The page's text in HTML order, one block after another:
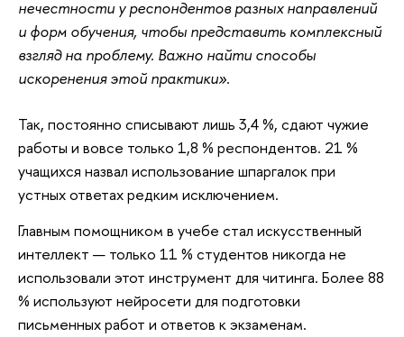
нечестности у респондентов разных направлений
и форм обучения, чтобы представить комплексный
взгляд на проблему. Важно найти способы
искоренения этой практики».
Так, постоянно списывают лишь 3,4 %, сдают чужие
работы и вовсе только 1,8 % респондентов. 21 %
учащихся назвал использование шпаргалок при
устных ответах редким исключением.
Главным помощником в учебе стал искусственный
интеллект — только 11 % студентов никогда не
использовали этот инструмент для читинга. Более 88
% используют нейросети для подготовки
письменных работ и ответов к экзаменам.